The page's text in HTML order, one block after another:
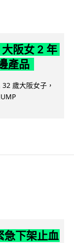
阪女 2 年
產品
歲大阪女子，
急下架止血